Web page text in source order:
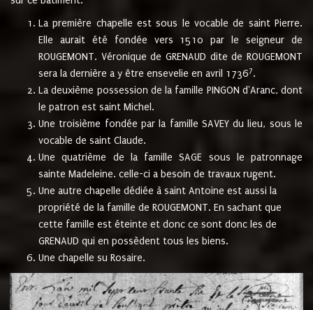
La première chapelle est sous le vocable de saint Pierre.
Elle aurait été fondée vers 1510 par le seigneur de
ROUGEMONT. Véronique de GRENAUD dite de ROUGEMONT
sera la dernière a y être ensevelie en avril 17367.
La deuxième possession de la famille PINGON d'Aranc, dont
le patron est saint Michel.
Une troisième fondée par la famille SAVEY du lieu, sous le
vocable de saint Claude.
Une quatrième de la famille SAGE sous le patronnage
sainte Madeleine. celle-ci a besoin de travaux rugent.
Une autre chapelle dédiée à saint Antoine est aussi la
propriété de la famille de ROUGEMONT. En sachant que
cette famille est éteinte et donc ce sont donc les de
GRENAUD qui en possèdent tous les biens.
Une chapelle su Rosaire.